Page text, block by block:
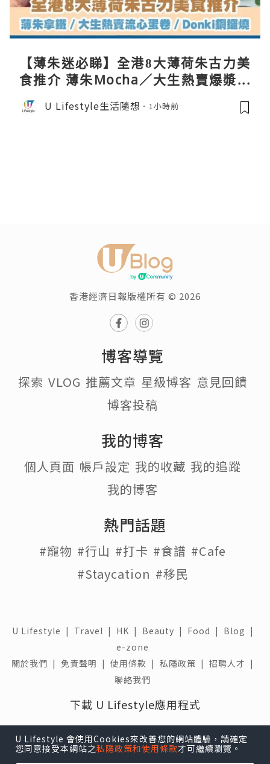
【薄朱迷必睇】全港8大薄荷朱古力美
食推介 薄朱Mocha／大生熱賣爆漿蛋
卷／Donki銅鑼燒
U Lifestyle生活隨想 1小時前
香港經濟日報版權所有 © 2026
博客導覽
探索 VLOG 推薦文章 星級博客 意見回饋
博客投稿
我的博客
個人頁面 帳戶設定 我的收藏 我的追蹤
我的博客
熱門話題
#寵物 #行山 #打卡 #食譜 #Cafe
#Staycation #移民
U Lifestyle | Travel | HK | Beauty | Food | Blog |
e-zone
關於我們 | 免責聲明 | 使用條款 | 私隱政策 | 招聘人才 |
聯絡我們
下載 U Lifestyle應用程式
U Lifestyle 會使用Cookies來改善您的網站體驗，請確定
您同意接受本網站之私隱政策和使用條款才可繼續瀏覽。